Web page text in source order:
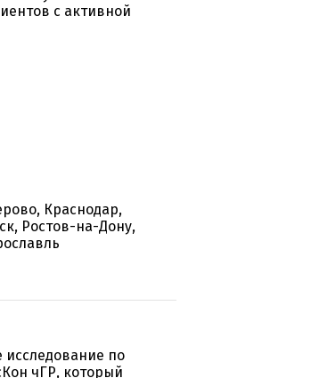
с активной
Краснодар,
Ростов-на-Дону,
исследование по
чГР, который